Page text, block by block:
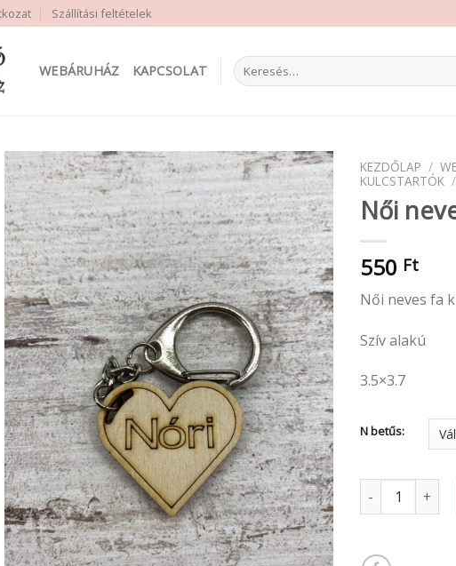
Szállítási feltételek
WEBÁRUHÁZ KAPCSOLAT
Keresés
a
KEZDŐLAP /
KULCSTARTÓK /
Női
550 Ft
Női neves fa
Szív alakú
3.5×3.7
N betűs:
Női neves fa